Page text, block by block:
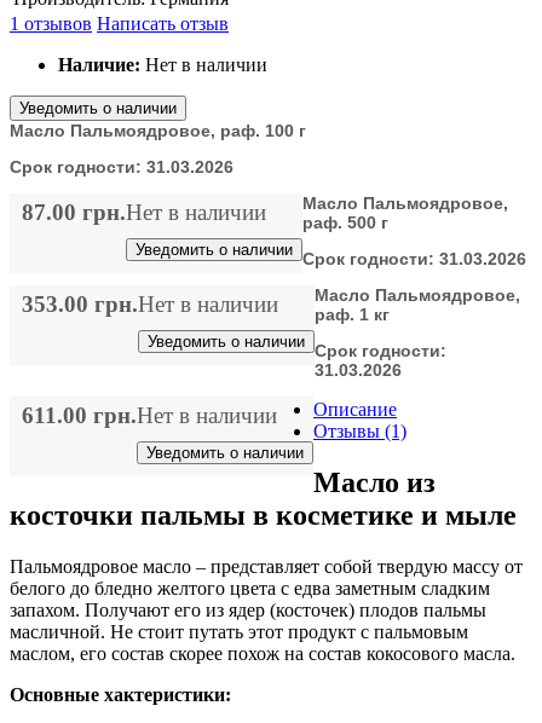
1 отзывов Написать отзыв
Наличие: Нет в наличии
Уведомить о наличии
Масло Пальмоядровое, раф. 100 г
Срок годности: 31.03.2026
87.00 грн.Нет в наличии
Уведомить о наличии
Масло Пальмоядровое,
раф. 500 г
Срок годности: 31.03.2026
353.00 грн.Нет в наличии
Уведомить о наличии
Масло Пальмоядровое,
раф. 1 кг
Срок годности:
31.03.2026
611.00 грн.Нет в наличии
Уведомить о наличии
Описание
Отзывы (1)
Масло из
косточки пальмы в косметике и мыле
Пальмоядровое масло – представляет собой твердую массу от
белого до бледно желтого цвета с едва заметным сладким
запахом. Получают его из ядер (косточек) плодов пальмы
масличной. Не стоит путать этот продукт с пальмовым
маслом, его состав скорее похож на состав кокосового масла.
Основные хактеристики: